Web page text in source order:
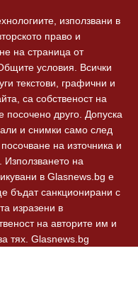
използвани в
право и
на страница от
условия. Всички
текстови, графични и
са собственост на
посочено друго. Допуска
и снимки само след
на източника и
на
в Glasnews.bg е
бъдат санкционирани с
изразени в
на авторите им и
тях. Glasnews.bg